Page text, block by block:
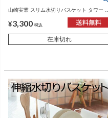
山崎実業 スリム水切りバスケット タワー ロ
¥3,300 税込
在庫切れ